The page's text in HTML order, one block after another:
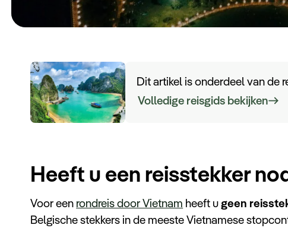
Dit artikel is onderdeel van de
Volledige reisgids bekijken
Heeft u een reisstekker
Voor een rondreis door Vietnam heeft ugeen
Belgische stekkers in de meeste Vietnamese